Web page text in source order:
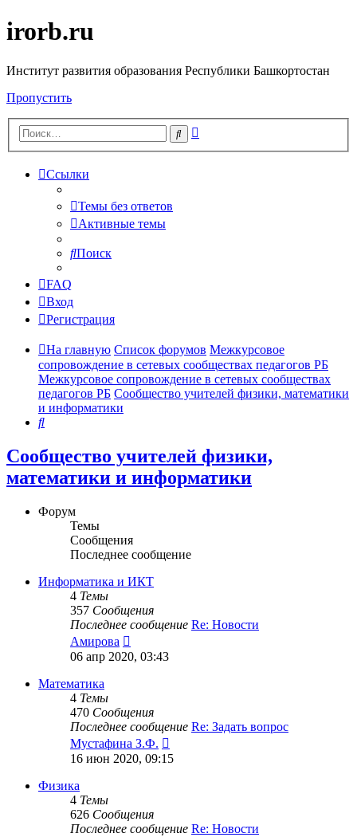
irorb.ru
Институт развития образования Республики Башкортостан
Пропустить
Поиск
Ссылки
Темы без ответов
Активные темы
Поиск
FAQ
Вход
Регистрация
На главную Список форумов Межкурсовое
сопровождение в сетевых сообществах педагогов РБ
Межкурсовое сопровождение в сетевых сообществах
педагогов РБ Сообщество учителей физики, математики
и информатики
Поиск
Сообщество учителей физики,
математики и информатики
Форум
Темы
Сообщения
Последнее сообщение
Информатика и ИКТ
4 Темы
357 Сообщения
Последнее сообщение Re: Новости
Амирова
к
последнему
06 апр 2020, 03:43
Математика
4 Темы
470 Сообщения
Последнее сообщение Re: Задать вопрос
Мустафина З.Ф.
к
16 июн 2020, 09:15
Физика
4 Темы
626 Сообщения
Последнее сообщение Re: Новости